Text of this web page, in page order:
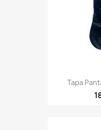
Tapa